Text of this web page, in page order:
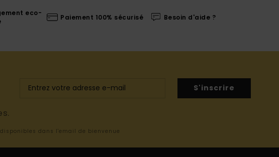
eco-
Paiement 100% sécurisé Besoin d'aide ?
S'inscrire
dans l'email de bienvenue